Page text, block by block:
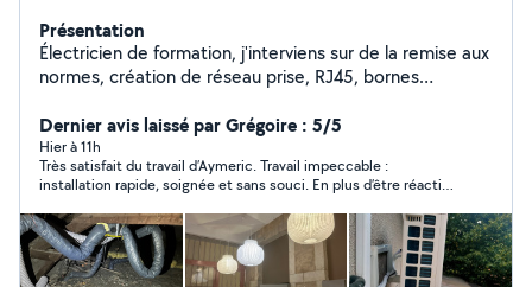
Présentation
Électricien de formation, j'interviens sur de la remise aux
normes, création de réseau prise, RJ45, bornes
électrique en tous genre (pose de tringles à rideau,
montage de meubles, montage et fixation de meubles)
Électricien titulaire d'un BAC professionnel
Électrotechnique et BTS Électrotechnique.
Dernier avis laissé par Grégoire : 5/5
Hier à 11h
Très satisfait du travail d’Aymeric. Travail impeccable :
installation rapide, soignée et sans souci. En plus d’être réactif
fonctionne parfaitement, et tout a été expliqué clairement. Je
recommande à 100% , la preuve je vais sans doute faire appel à
lui pour d’autres chantiers. Merci encore !